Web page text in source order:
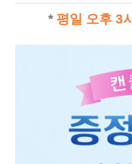
* 평일 오후 3시